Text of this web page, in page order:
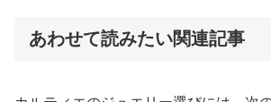
あわせて読みたい関連記事